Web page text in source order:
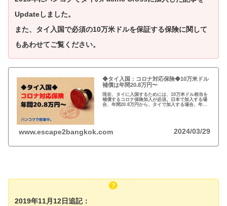
Updateしました。
また、タイ入国で必須の10万米ドルを保証する保険に関して
もあわせてご覧ください。
◆タイ入国：コロナ対応保険◆10万米ドル
補償は年間20.8万円〜
現在、タイに入国するためには、10万米ドル相当を
補償するコロナ保険加入が必須。日本で加入する場
合、年間20.8万円から、タイで加入する場合、年間
www.escape2bangkok.com 2024/03/29
2019年11月12日追記：